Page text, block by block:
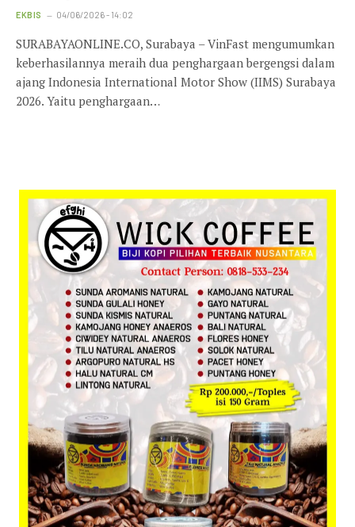
EKBIS 04/06/2026 - 14:02
SURABAYAONLINE.CO, Surabaya – VinFast mengumumkan
keberhasilannya meraih dua penghargaan bergengsi dalam
ajang Indonesia International Motor Show (IIMS) Surabaya
2026. Yaitu penghargaan…